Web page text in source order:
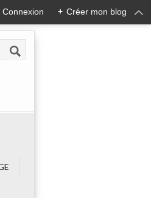
Connexion + Créer mon blog